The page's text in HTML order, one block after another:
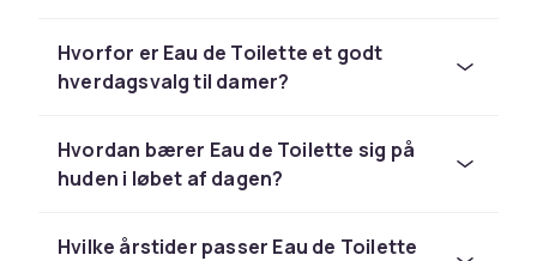
Hvorfor er Eau de Toilette et godt
hverdagsvalg til damer?
Hvordan bærer Eau de Toilette sig på
huden i løbet af dagen?
Hvilke årstider passer Eau de Toilette